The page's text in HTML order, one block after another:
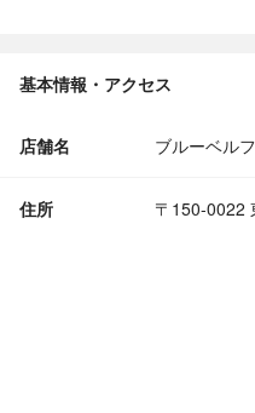
基本情報・アクセス
店舗名 ブルーベル
住所 〒150-0022